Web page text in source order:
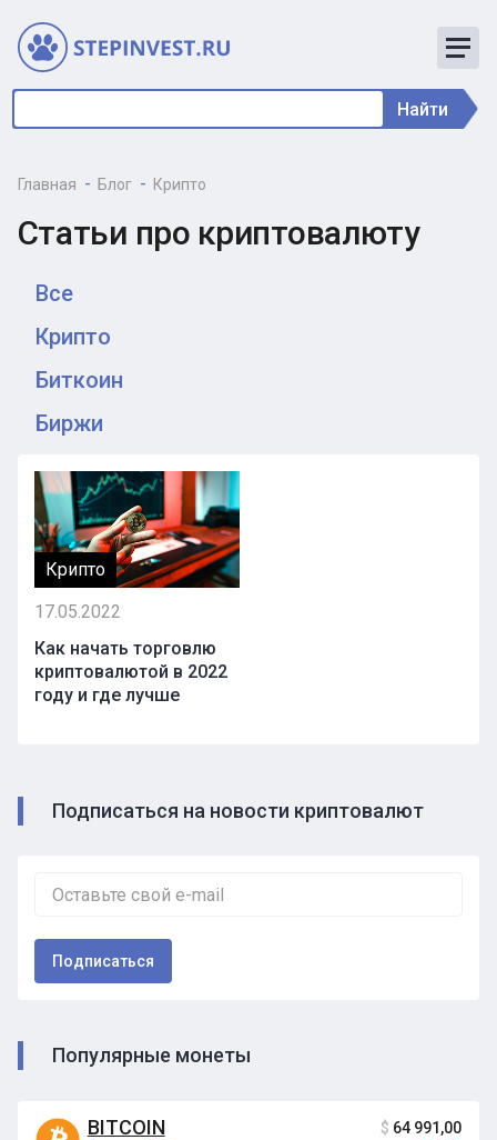
Найти
Главная Блог Крипто
Статьи про криптовалюту
Популярные монеты
BITCOIN $ 64 991,00
Все
Крипто
Биткоин
Биржи
Крипто
17.05.2022
Как начать торговлю
криптовалютой в 2022
году и где лучше
Подписаться на новости криптовалют